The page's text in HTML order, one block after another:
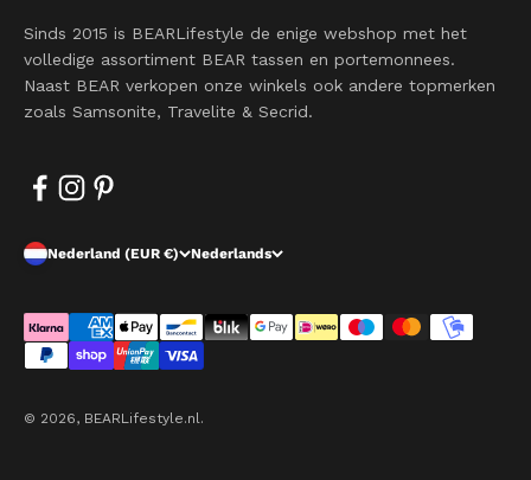
Sinds 2015 is BEARLifestyle de enige webshop met het
volledige assortiment BEAR tassen en portemonnees.
Naast BEAR verkopen onze winkels ook andere topmerken
zoals Samsonite, Travelite & Secrid.
Nederland (EUR €) Nederlands
© 2026, BEARLifestyle.nl.